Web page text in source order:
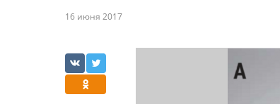
16 июня 2017